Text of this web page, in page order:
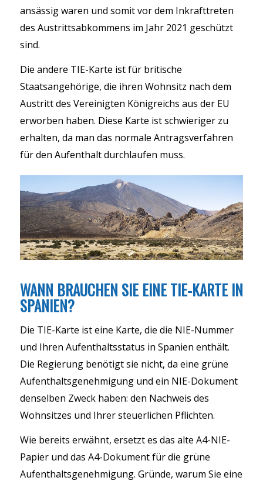
ansässig waren und somit vor dem Inkrafttreten
des Austrittsabkommens im Jahr 2021 geschützt
sind.
Die andere TIE-Karte ist für britische
Staatsangehörige, die ihren Wohnsitz nach dem
Austritt des Vereinigten Königreichs aus der EU
erworben haben. Diese Karte ist schwieriger zu
erhalten, da man das normale Antragsverfahren
für den Aufenthalt durchlaufen muss.
WANN BRAUCHEN SIE EINE TIE-KARTE IN
SPANIEN?
Die TIE-Karte ist eine Karte, die die NIE-Nummer
und Ihren Aufenthaltsstatus in Spanien enthält.
Die Regierung benötigt sie nicht, da eine grüne
Aufenthaltsgenehmigung und ein NIE-Dokument
denselben Zweck haben: den Nachweis des
Wohnsitzes und Ihrer steuerlichen Pflichten.
Wie bereits erwähnt, ersetzt es das alte A4-NIE-
Papier und das A4-Dokument für die grüne
Aufenthaltsgenehmigung. Gründe, warum Sie eine